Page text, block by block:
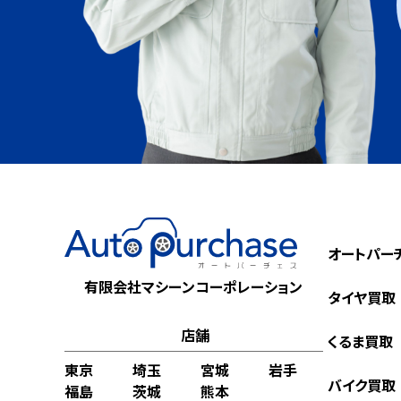
有限会社マシーンコーポレーション
店舗
東京
埼玉 宮城
岩手
福島
茨城 熊本
オートパ
タイヤ買取
くるま買取
バイク買取